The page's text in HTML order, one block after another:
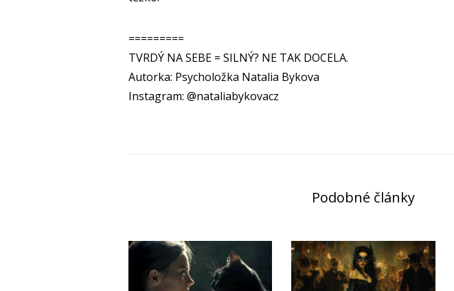
=========
TVRDÝ NA SEBE = SILNÝ? NE TAK DOCELA.
Autorka: Psycholožka Natalia Bykova
Instagram: @nataliabykovacz
Podobné články